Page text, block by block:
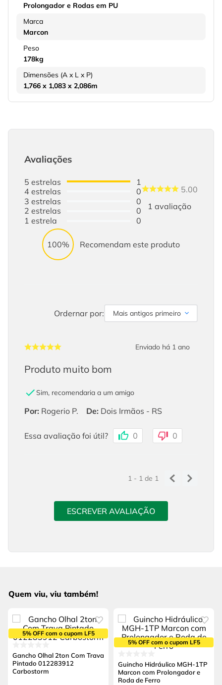
Prolongador e Rodas em PU
Marca
Marcon
Peso
178kg
Dimensões (A x L x P)
1,766 x 1,083 x 2,086m
Avaliações
5estrelas
4estrelas
3estrelas
2estrelas
1estrela
1
0
0
0
0
5.00
1avaliação
100% Recomendam este produto
Ordernar por: Mais antigos primeiro
Enviado há 1 ano
Produto muito bom
Sim, recomendaria a um amigo
Por: Rogerio P. De: Dois Irmãos - RS
Essa avaliação foi útil? 0 0
1 - 1de 1
ESCREVER AVALIAÇÃO
Quem viu, viu também!
5% OFF com o cupom LF5
Gancho Olhal 2ton Com Trava
Pintado 012283912
Carbostorm
5% OFF com o cupom LF5
Guincho Hidráulico MGH-1TP
Marcon com Prolongador e
Roda de Ferro